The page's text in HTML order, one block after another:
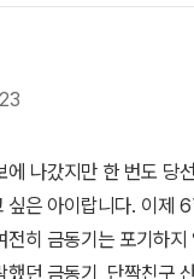
목이 주는 역설은 세상에 잘
실수로 받아주는 관용을
태어난 사람이 아닌. 서
어갈 수 있음을 말해준다
었지만 우여곡절 끝에
음이 떠나지 않았다. 선
고치면 되고, 하다가
이 아닌 차이로 알아
신에게 자문한다.“권
감은 무슨 차이지?” “친
해야 할까?” “좋은 리더
력', ‘자신감',’자만감’,
을 했다.직접 교실 안을
며 개성 넘치는 인물들,
이 조화롭게 어우러진
나갔지만 한 번도 당
싶은 아이랍니다. 이제
전히 금동기는 포기하
했던 금동기, 단짝친구